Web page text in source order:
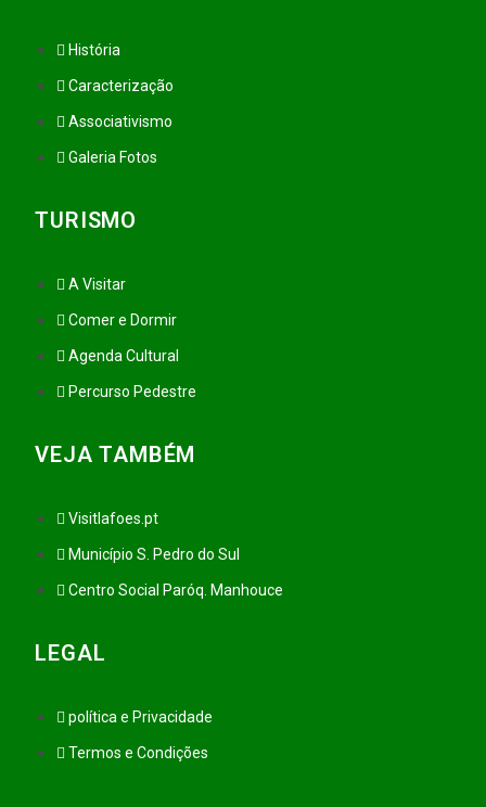
História
Caracterização
Associativismo
Galeria Fotos
TURISMO
A Visitar
Comer e Dormir
Agenda Cultural
Percurso Pedestre
VEJA TAMBÉM
Visitlafoes.pt
Município S. Pedro do Sul
Centro Social Paróq. Manhouce
LEGAL
política e Privacidade
Termos e Condições